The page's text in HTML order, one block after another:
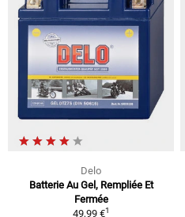
Delo
Batterie Au Gel, Rempliée Et
Fermée
49,99 €1